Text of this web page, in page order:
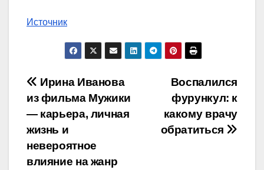
Источник
Навигация
по
записям
Воспалился
фурункул: к
какому врачу
обратиться
Ирина Иванова
из фильма Мужики
— карьера, личная
жизнь и
невероятное
влияние на жанр